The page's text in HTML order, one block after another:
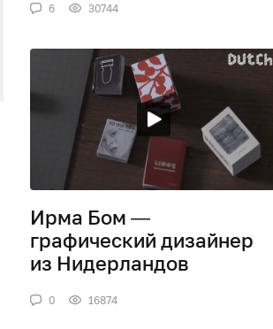
6 30744
Ирма Бом —
графический дизайнер
из Нидерландов
0 16874